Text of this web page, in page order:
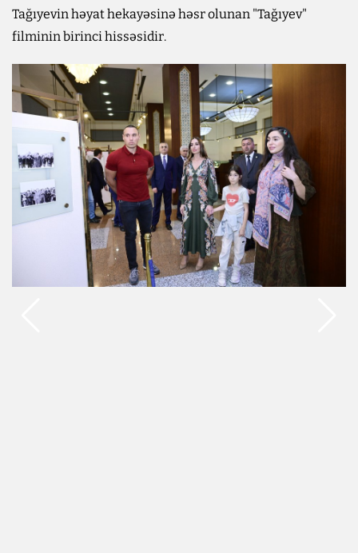
Tağıyevin həyat hekayəsinə həsr olunan "Tağıyev"
filminin birinci hissəsidir.